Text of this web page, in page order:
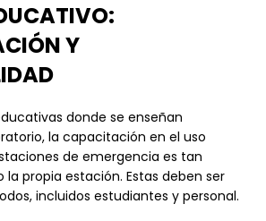
Y
donde se enseñan
la capacitación en el uso
de emergencia es tan
propia estación. Estas deben ser
incluidos estudiantes y personal.